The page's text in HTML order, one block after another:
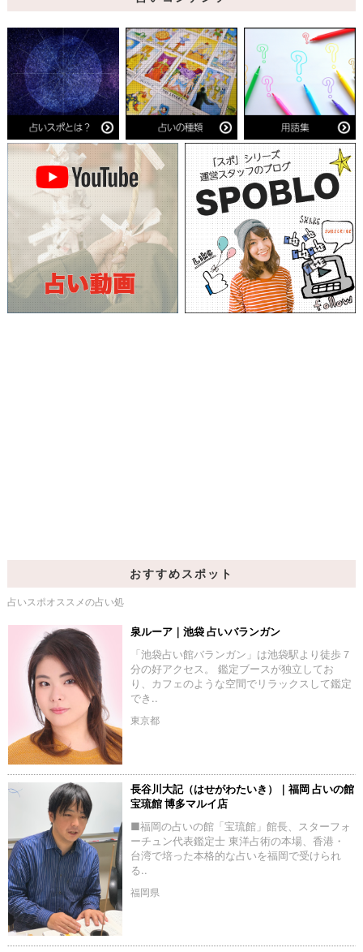
おすすめスポット
占いスポオススメの占い処
泉ルーア｜池袋 占いバランガン
「池袋占い館バランガン」は池袋駅より徒歩７
分の好アクセス。 鑑定ブースが独立してお
り、カフェのような空間でリラックスして鑑定
でき..
東京都
長谷川大記（はせがわたいき）｜福岡 占いの館
宝琉館 博多マルイ店
■福岡の占いの館「宝琉館」館長、スターフォ
ーチュン代表鑑定士 東洋占術の本場、香港・
台湾で培った本格的な占いを福岡で受けられ
る..
福岡県